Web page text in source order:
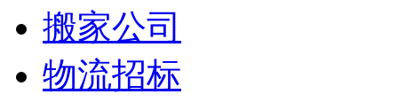
搬家公司
物流招标